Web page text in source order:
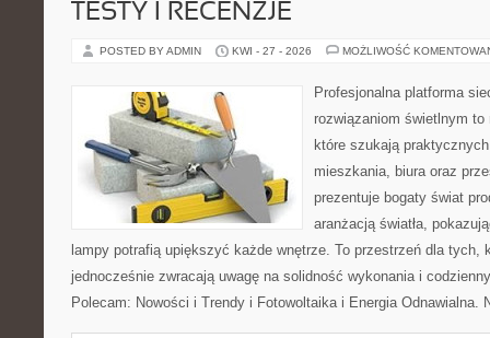
TESTY I RECENZJE
POSTED BY ADMIN KWI - 27 - 2026 MOŻLIWOŚĆ
Profesjonalna platforma
rozwiązaniom świetlnym
które szukają
mieszkania, biura oraz
prezentuje bogaty świat
aranżacją światła,
lampy potrafią upiększyć każde wnętrze. To przestrzeń dla tych,
jednocześnie zwracają uwagę na solidność wykonania i
Polecam: Nowości i Trendy i Fotowoltaika i Energia